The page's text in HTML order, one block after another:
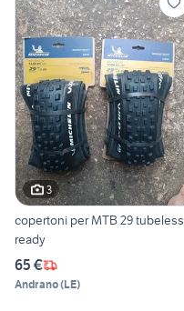
3
copertoni per MTB 29 tubeless
ready
65 €
Andrano(LE)